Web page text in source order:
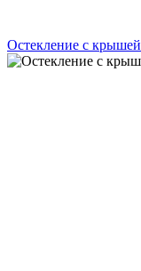
Остекление с крышей